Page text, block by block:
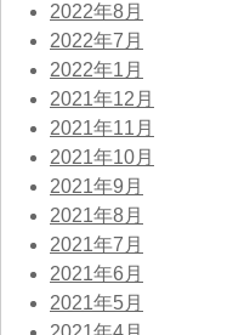
2022年8月
2022年7月
2022年1月
2021年12月
2021年11月
2021年10月
2021年9月
2021年8月
2021年7月
2021年6月
2021年5月